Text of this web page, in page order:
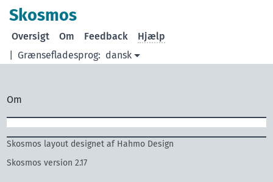
Skosmos
Grænsefladesprog: dansk
Oversigt Om Feedback Hjælp
Om
Skosmos layout designet af Hahmo Design
Skosmos version 2.17